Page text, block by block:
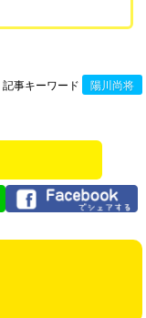
記事キーワード 陽川尚将